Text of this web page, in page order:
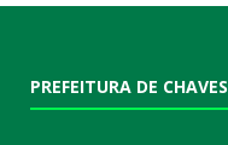
PREFEITURA DE CHAVES